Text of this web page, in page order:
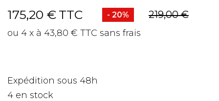
175,20 € TTC - 20% 219,00 €
ou 4 x à 43,80 € TTC sans frais
Expédition sous 48h
4 en stock